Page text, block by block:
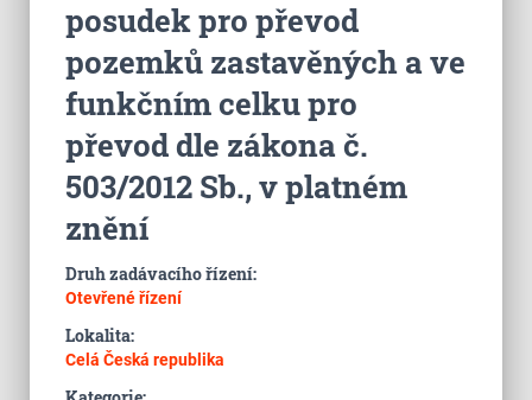
posudek pro převod
pozemků zastavěných a ve
funkčním celku pro
převod dle zákona č.
503/2012 Sb., v platném
znění
Druh zadávacího řízení:
Otevřené řízení
Lokalita:
Celá Česká republika